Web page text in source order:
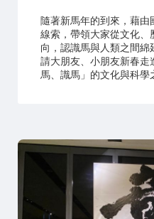
隨著新馬年的到來，藉
線索，帶領大家從文化
向，認識馬與人類之間
請大朋友、小朋友新春
馬、識馬」的文化與科學